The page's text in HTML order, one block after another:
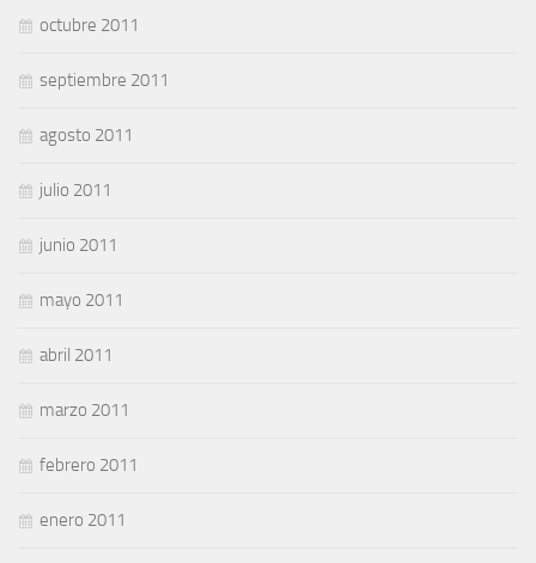
octubre 2011
septiembre 2011
agosto 2011
julio 2011
junio 2011
mayo 2011
abril 2011
marzo 2011
febrero 2011
enero 2011